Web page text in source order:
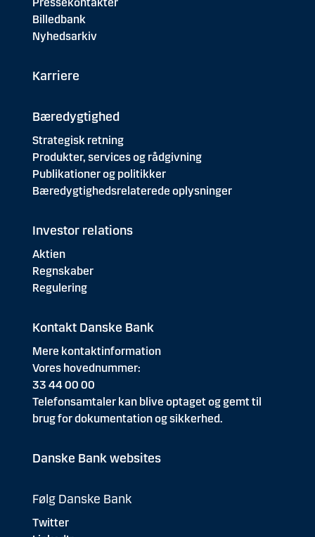
Billedbank
Nyhedsarkiv
Karriere
Bæredygtighed
Strategisk retning
Produkter, services og rådgivning
Publikationer og politikker
Bæredygtighedsrelaterede oplysninger
Investor relations
Aktien
Regnskaber
Regulering
Kontakt Danske Bank
Mere kontaktinformation
Vores hovednummer:
33 44 00 00
Telefonsamtaler kan blive optaget og gemt til
brug for dokumentation og sikkerhed.
Danske Bank websites
Følg Danske Bank
Twitter